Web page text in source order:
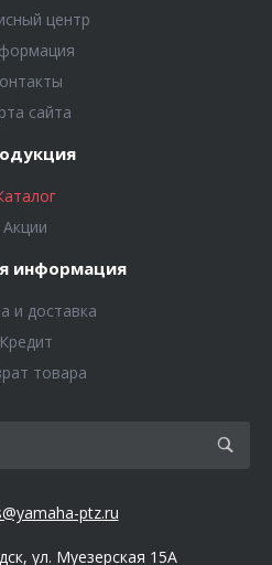
центр
сайта
Акции
информация
и доставка
Кредит
товара
ptz.ru
ул. Муезерская 15А